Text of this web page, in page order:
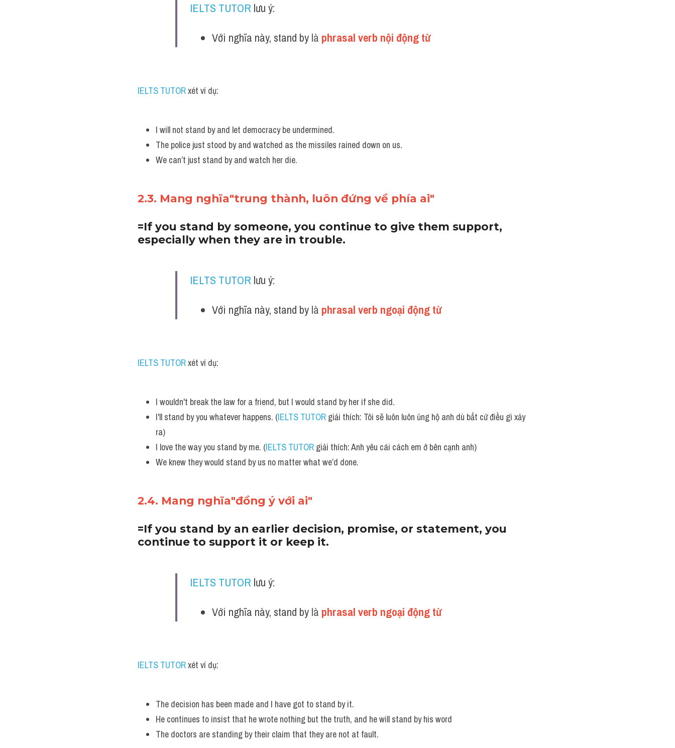
IELTS TUTOR lưu ý:
Với nghĩa này, stand by là phrasal verb nội động từ
IELTS TUTOR xét ví dụ:
I will not stand by and let democracy be undermined.
The police just stood by and watched as the missiles rained down on us.
We can’t just stand by and watch her die.
2.3. Mang nghĩa"trung thành, luôn đứng về phía ai"
=If you stand by someone, you continue to give them support,
especially when they are in trouble.
IELTS TUTOR lưu ý:
Với nghĩa này, stand by là phrasal verb ngoại động từ
IELTS TUTOR xét ví dụ:
I wouldn't break the law for a friend, but I would stand by her if she did.
I'll stand by you whatever happens. (IELTS TUTOR giải thích: Tôi sẽ luôn luôn ủng hộ anh dù bất cứ điều gì xảy
ra)
I love the way you stand by me. (IELTS TUTOR giải thích: Anh yêu cái cách em ở bên cạnh anh)
We knew they would stand by us no matter what we’d done.
2.4. Mang nghĩa"đồng ý với ai"
=If you stand by an earlier decision, promise, or statement, you
continue to support it or keep it.
IELTS TUTOR lưu ý:
Với nghĩa này, stand by là phrasal verb ngoại động từ
IELTS TUTOR xét ví dụ:
The decision has been made and I have got to stand by it.
He continues to insist that he wrote nothing but the truth, and he will stand by his word
The doctors are standing by their claim that they are not at fault.